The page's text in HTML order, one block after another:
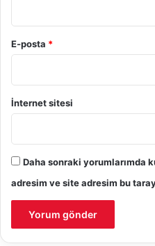
E-posta *
İnternet sitesi
Daha sonraki yorumlarımda
adresim ve site adresim bu